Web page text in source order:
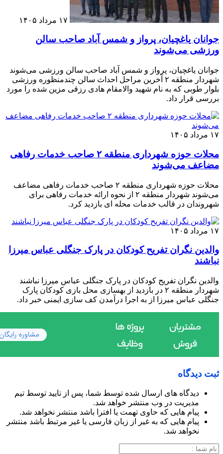
۱۷ مرداد ۱۴۰۵
جوانان یاغچیان، پرواز و شمس آباد صاحب سالن
ورزشی می‌شوند
جوانان یاغچیان، پرواز و شمس آباد صاحب سالن ورزشی می‌شوند
شهردار منطقه ۲ آخرین مراحل احداث سالن چندمنظوره ورزشی
بلوار طوبی که به نام شهید والامقام هادی رزقی مزین شده را مورد
بررسی قرار داد.
۱۷ مرداد ۱۴۰۵
محلات حوزه شهرداری منطقه ۲ صاحب خدمات رفاهی
مضاعف می‌شوند
محلات حوزه شهرداری منطقه ۲ صاحب خدمات رفاهی مضاعف
می‌شوند شهردار منطقه ۲ از نحوه ارائه خدمات رفاهی برای
شهروندان در قالب خدمات محله ای بازدید کرد.
۱۷ مرداد ۱۴۰۵
والدین نگران تفریح کودکان در پارک جنگلی عباس میرزا
نباشند
والدین نگران تفریح کودکان در پارک جنگلی عباس میرزا نباشند
شهردار منطقه ۲ در بازدید از بهسازی محل بازی کودکان پارک
جنگلی عباس میرزا از به اجرا درآمدن کف سازی ایمنی خبر داد.
ثبت دیدگاه
دیدگاه های ارسال شده توسط شما، پس از تایید توسط تیم
مدیریت در وب منتشر خواهد شد.
پیام هایی که حاوی تهمت یا افترا باشد منتشر نخواهد شد.
پیام هایی که به غیر از زبان فارسی یا غیر مرتبط باشد منتشر
نخواهد شد.